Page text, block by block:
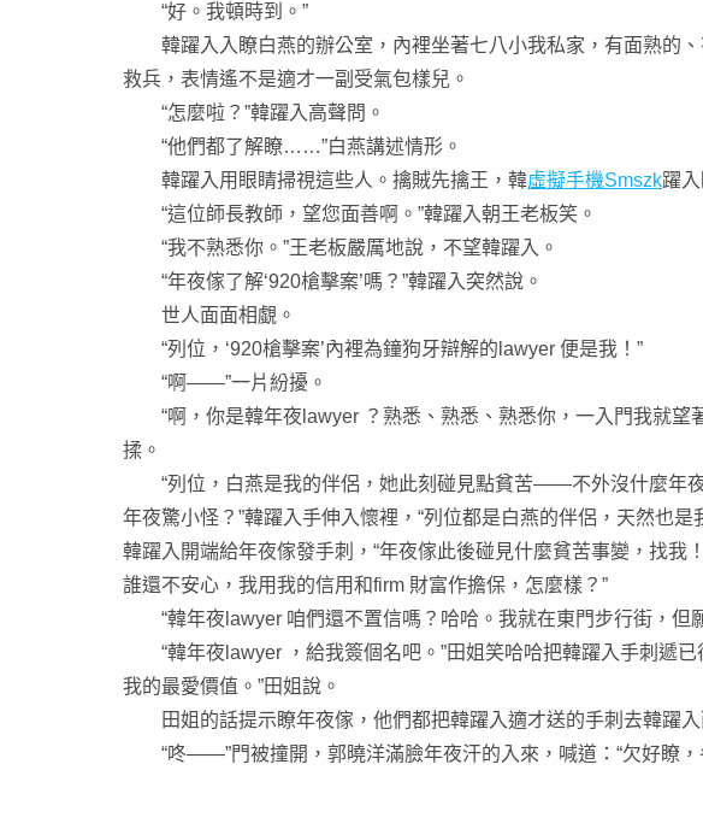
“好。我頓時到。”
韓躍入入瞭白燕的辦公室，內裡坐著七八小我私家，有面熟的、
救兵，表情遙不是適才一副受氣包樣兒。
“怎麼啦？”韓躍入高聲問。
“他們都了解瞭……”白燕講述情形。
韓躍入用眼睛掃視這些人。擒賊先擒王，韓虛擬手機Smszk躍
“這位師長教師，望您面善啊。”韓躍入朝王老板笑。
“我不熟悉你。”王老板嚴厲地說，不望韓躍入。
“年夜傢了解‘920槍擊案’嗎？”韓躍入突然說。
世人面面相覷。
“列位，‘920槍擊案’內裡為鐘狗牙辯解的lawyer 便是我！”
“啊——”一片紛擾。
“啊，你是韓年夜lawyer ？熟悉、熟悉、熟悉你，一入門我就望
揉。
“列位，白燕是我的伴侶，她此刻碰見點貧苦——不外沒什麼年夜
年夜驚小怪？”韓躍入手伸入懷裡，“列位都是白燕的伴侶，天然也是
韓躍入開端給年夜傢發手刺，“年夜傢此後碰見什麼貧苦事變，找我
誰還不安心，我用我的信用和firm 財富作擔保，怎麼樣？”
“韓年夜lawyer 咱們還不置信嗎？哈哈。我就在東門步行街，但
“韓年夜lawyer ，給我簽個名吧。”田姐笑哈哈把韓躍入手刺遞已
我的最愛價值。”田姐說。
田姐的話提示瞭年夜傢，他們都把韓躍入適才送的手刺去韓躍入
“咚——”門被撞開，郭曉洋滿臉年夜汗的入來，喊道：“欠好瞭，